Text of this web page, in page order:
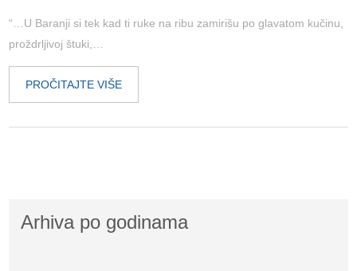
“…U Baranji si tek kad ti ruke na ribu zamirišu po glavatom kučinu,
proždrljivoj štuki,…
PROČITAJTE VIŠE
Arhiva po godinama